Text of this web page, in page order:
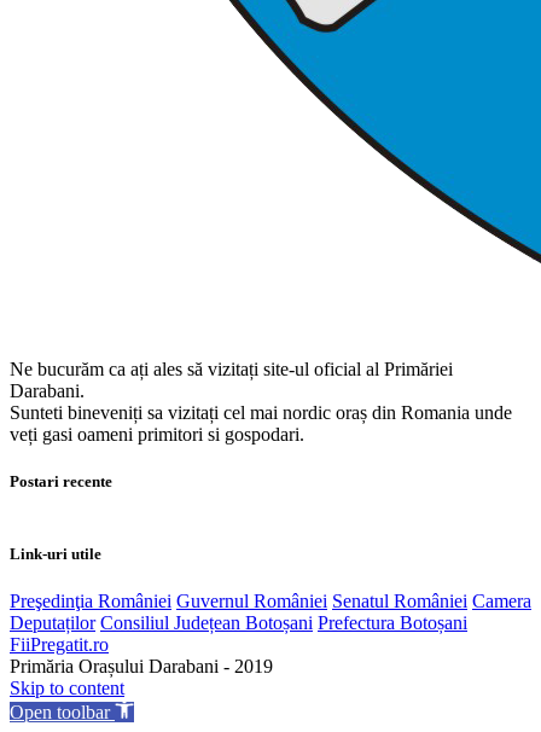
Ne bucurăm ca ați ales să vizitați site-ul oficial al Primăriei
Darabani.
Sunteti bineveniți sa vizitați cel mai nordic oraș din Romania unde
veți gasi oameni primitori si gospodari.
Postari recente
Link-uri utile
Preşedinţia României Guvernul României Senatul României Camera
Deputaților Consiliul Județean Botoșani Prefectura Botoșani
FiiPregatit.ro
Primăria Orașului Darabani - 2019
Skip to content
Open toolbar